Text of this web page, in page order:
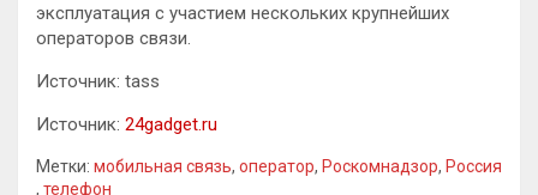
эксплуатация с участием нескольких крупнейших
операторов связи.
Источник: tass
Источник: 24gadget.ru
Метки: мобильная связь, оператор, Роскомнадзор, Россия
, телефон